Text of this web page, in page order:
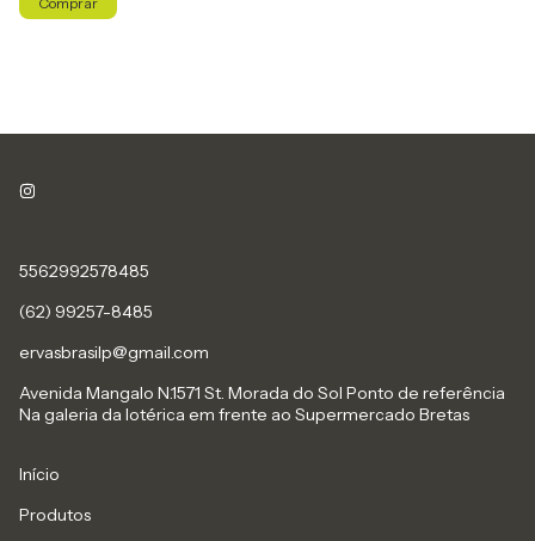
5562992578485
(62) 99257-8485
ervasbrasilp@gmail.com
Avenida Mangalo N.1571 St. Morada do Sol Ponto de referência
Na galeria da lotérica em frente ao Supermercado Bretas
Início
Produtos